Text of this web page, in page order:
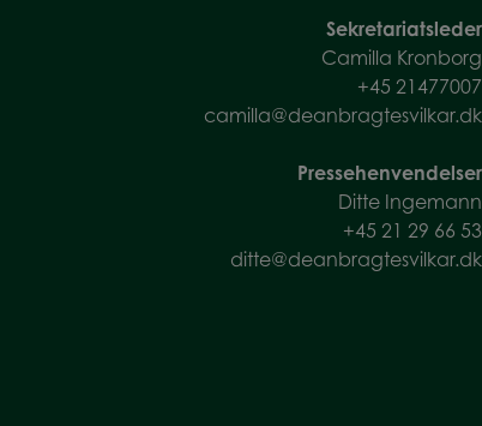
Sekretariatsleder
Camilla Kronborg
+45 21477007
camilla@deanbragtesvilkar.dk
Pressehenvendelser
Ditte Ingemann
+45 21 29 66 53
ditte@deanbragtesvilkar.dk